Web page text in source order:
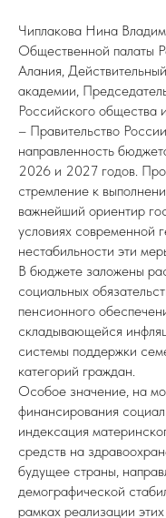
Чиплакова Нина
Общественной палаты
Алания,
академии,
Российского общества
– Правительство
направленность
2026 и 2027 годов.
стремление к
важнейший ориентир
условиях современной
нестабильности эти
В бюджете заложены
социальных
пенсионного
складывающейся
системы поддержки
категорий граждан.
Особое значение, на
финансирования
индексация
средств на
будущее страны,
демографической
рамках реализации